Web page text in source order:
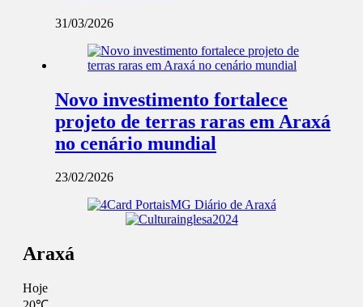
31/03/2026
Novo investimento fortalece
projeto de terras raras em Araxá
no cenário mundial
23/02/2026
Araxá
Hoje